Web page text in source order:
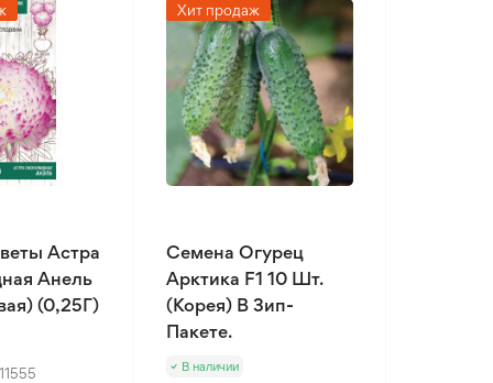
Астра
Анель
(0,25Г)
11555
Хит продаж
Семена Огурец
Арктика F1 10 Шт.
(Корея) В Зип-
Пакете.
В наличии